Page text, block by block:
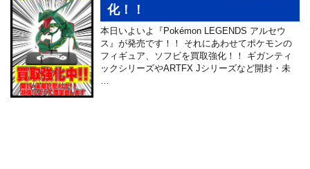
化！！
本日いよいよ『Pokémon LEGENDS アルセウ
ス』が発売です！！ それにあわせてポケモンの
フィギュア、ソフビを買取強化！！ ギガンティ
ックシリーズやARTFX Jシリーズなど開封・未